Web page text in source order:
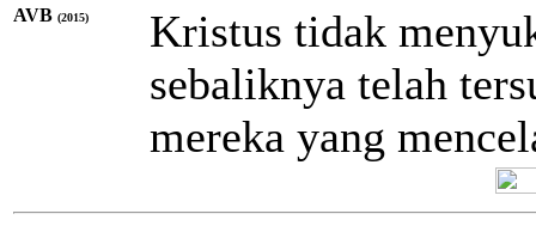
AVB (2015)
Kristus tidak
sebaliknya telah
mereka yang